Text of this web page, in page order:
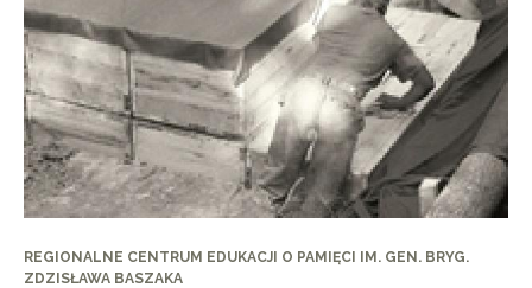
REGIONALNE CENTRUM EDUKACJI O PAMIĘCI IM. GEN. BRYG.
ZDZISŁAWA BASZAKA